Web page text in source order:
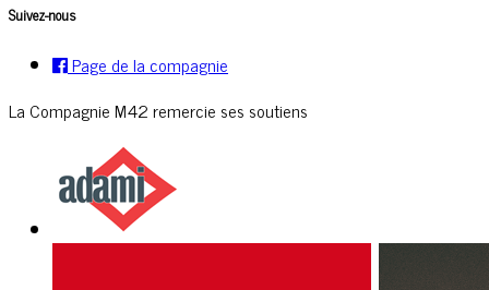
Suivez-nous
Page de la compagnie
La Compagnie M42 remercie ses soutiens